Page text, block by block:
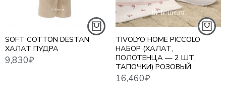
SOFT COTTON DESTAN
ХАЛАТ ПУДРА
TIVOLYO HOME PICCOLO
НАБОР (ХАЛАТ,
ПОЛОТЕНЦА — 2 ШТ,
ТАПОЧКИ) РОЗОВЫЙ
L/XL (48-50)